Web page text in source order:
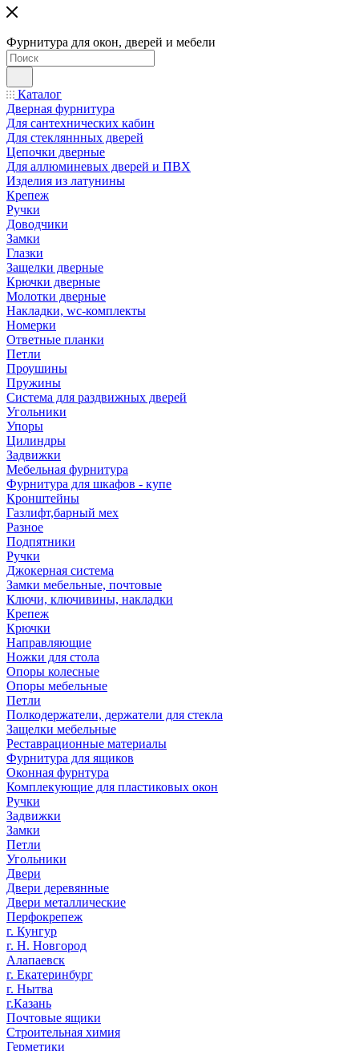
Фурнитура для окон, дверей и мебели
Каталог
Дверная фурнитура
Для сантехнических кабин
Для стекляннных дверей
Цепочки дверные
Для аллюминевых дверей и ПВХ
Изделия из латунины
Крепеж
Ручки
Доводчики
Замки
Глазки
Защелки дверные
Крючки дверные
Молотки дверные
Накладки, wc-комплекты
Номерки
Ответные планки
Петли
Проушины
Пружины
Система для раздвижных дверей
Угольники
Упоры
Цилиндры
Задвижки
Мебельная фурнитура
Фурнитура для шкафов - купе
Кронштейны
Газлифт,барный мех
Разное
Подпятники
Ручки
Джокерная система
Замки мебельные, почтовые
Ключи, ключивины, накладки
Крепеж
Крючки
Направляющие
Ножки для стола
Опоры колесные
Опоры мебельные
Петли
Полкодержатели, держатели для стекла
Защелки мебельные
Реставрационные материалы
Фурнитура для ящиков
Оконная фурнтура
Комплекующие для пластиковых окон
Ручки
Задвижки
Замки
Петли
Угольники
Двери
Двери деревянные
Двери металлические
Перфокрепеж
г. Кунгур
г. Н. Новгород
Алапаевск
г. Екатеринбург
г. Нытва
г.Казань
Почтовые ящики
Строительная химия
Герметики